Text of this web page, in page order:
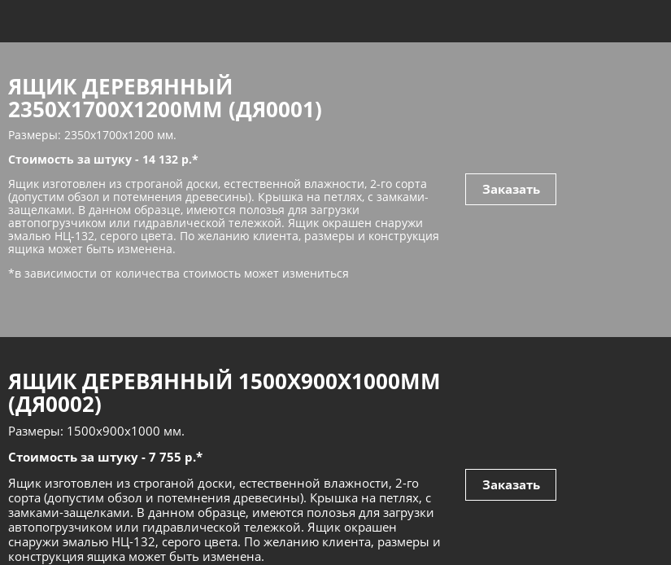
ЯЩИК ДЕРЕВЯННЫЙ
2350Х1700Х1200ММ (ДЯ0001)
Размеры: 2350х1700х1200 мм.
Стоимость за штуку - 14 132 р.*
Ящик изготовлен из строганой доски, естественной влажности, 2-го сорта
(допустим обзол и потемнения древесины). Крышка на петлях, с замками-
защелками. В данном образце, имеются полозья для загрузки
автопогрузчиком или гидравлической тележкой. Ящик окрашен снаружи
эмалью НЦ-132, серого цвета. По желанию клиента, размеры и конструкция
ящика может быть изменена.
*в зависимости от количества стоимость может измениться
Заказать
ЯЩИК ДЕРЕВЯННЫЙ 1500Х900Х1000ММ
(ДЯ0002)
Размеры: 1500х900х1000 мм.
Стоимость за штуку - 7 755 р.*
Ящик изготовлен из строганой доски, естественной влажности, 2-го
сорта (допустим обзол и потемнения древесины). Крышка на петлях, с
замками-защелками. В данном образце, имеются полозья для загрузки
автопогрузчиком или гидравлической тележкой. Ящик окрашен
снаружи эмалью НЦ-132, серого цвета. По желанию клиента, размеры и
конструкция ящика может быть изменена.
Заказать